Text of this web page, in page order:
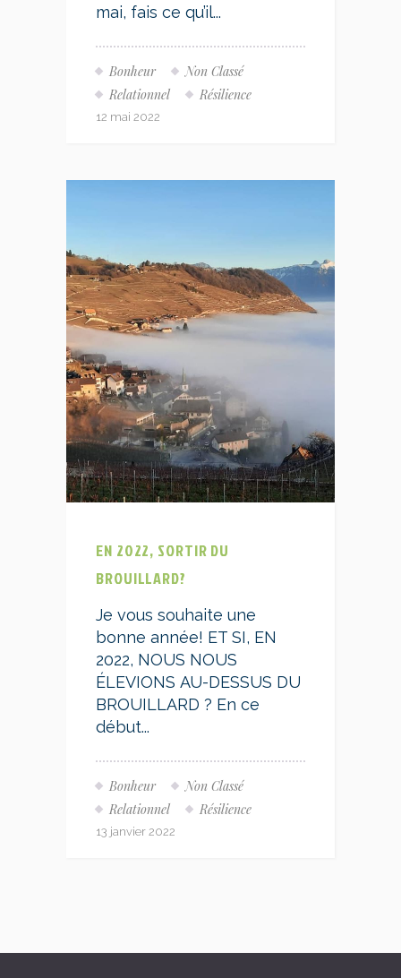
mai, fais ce qu’il...
Bonheur
Non Classé
Relationnel
Résilience
12 mai 2022
EN 2022, SORTIR DU
BROUILLARD?
Je vous souhaite une
bonne année! ET SI, EN
2022, NOUS NOUS
ÉLEVIONS AU-DESSUS DU
BROUILLARD ? En ce
début...
Bonheur
Non Classé
Relationnel
Résilience
13 janvier 2022